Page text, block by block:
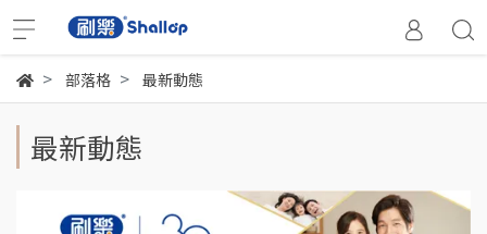
部落格 最新動態
最新動態